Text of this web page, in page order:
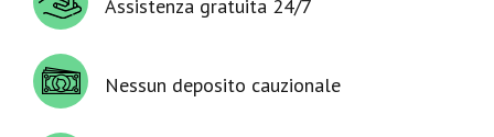
Assistenza gratuita 24/7
Nessun deposito cauzionale